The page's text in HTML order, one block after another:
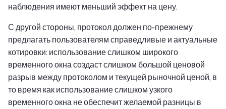
наблюдения имеют меньший эффект на цену.
С другой стороны, протокол должен по-прежнему
предлагать пользователям справедливые и актуальные
котировки: использование слишком широкого
временного окна создаст слишком большой ценовой
разрыв между протоколом и текущей рыночной ценой, в
то время как использование слишком узкого
временного окна не обеспечит желаемой разницы в